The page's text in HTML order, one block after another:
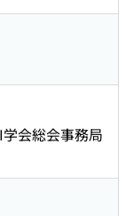
会総会事務局